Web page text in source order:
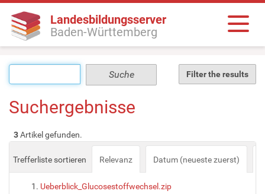
Landesbildungsserver
Baden-Württemberg
Filter the results
Suchergebnisse
3Artikel gefunden.
Trefferliste sortieren Relevanz Datum (neueste zuerst)
Ueberblick_Glucosestoffwechsel.zip